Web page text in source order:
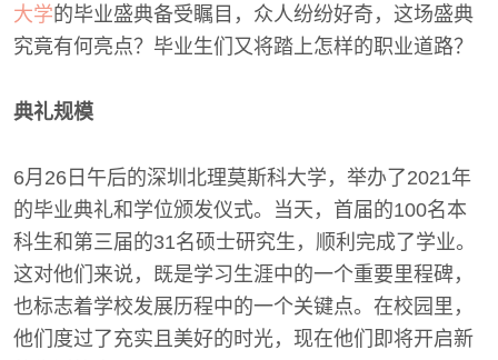
大学的毕业盛典备受瞩目，众人纷纷好奇，这场盛典
究竟有何亮点？毕业生们又将踏上怎样的职业道路？
典礼规模
6月26日午后的深圳北理莫斯科大学，举办了2021年
的毕业典礼和学位颁发仪式。当天，首届的100名本
科生和第三届的31名硕士研究生，顺利完成了学业。
这对他们来说，既是学习生涯中的一个重要里程碑，
也标志着学校发展历程中的一个关键点。在校园里，
他们度过了充实且美好的时光，现在他们即将开启新